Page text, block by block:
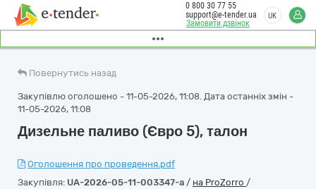
Замовити дзвінок
0 800 30 77 55
support@e-tender.ua
UK
Повернутись назад
Закупівлю оголошено - 11-05-2026, 11:08. Дата останніх змін -
11-05-2026, 11:08
Дизельне паливо (Євро 5), талон
Оголошення про проведення.pdf
Закупівля: UA-2026-05-11-003347-a / на ProZorro /